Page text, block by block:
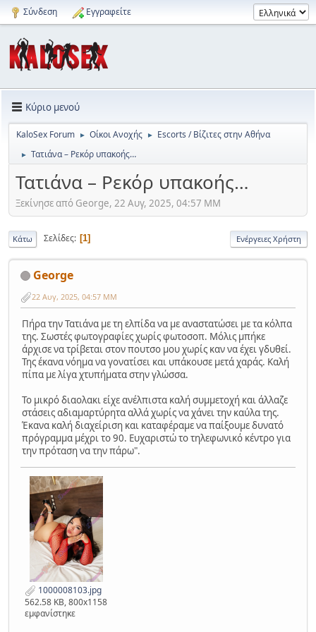
Σύνδεση Εγγραφείτε
Κύριο μενού
KaloSex Forum ► Οίκοι Ανοχής ► Escorts / Βίζιτες στην Αθήνα
► Τατιάνα – Ρεκόρ υπακοής…
Τατιάνα – Ρεκόρ υπακοής…
Ξεκίνησε από George, 22 Αυγ, 2025, 04:57 ΜΜ
Κάτω Σελίδες 1 Ενέργειες Χρήστη
George
22 Αυγ, 2025, 04:57 ΜΜ
Πήρα την Τατιάνα με τη ελπίδα να με αναστατώσει με τα κόλπα
της. Σωστές φωτογραφίες χωρίς φωτοσοπ. Μόλις μπήκε
άρχισε να τρίβεται στον πουτσο μου χωρίς καν να έχει γδυθεί.
Της έκανα νόημα να γονατίσει και υπάκουσε μετά χαράς. Καλή
πίπα με λίγα χτυπήματα στην γλώσσα.
Το μικρό διαολακι είχε ανέλπιστα καλή συμμετοχή και άλλαζε
στάσεις αδιαμαρτύρητα αλλά χωρίς να χάνει την καύλα της.
Έκανα καλή διαχείριση και καταφέραμε να παίξουμε δυνατό
πρόγραμμα μέχρι το 90. Ευχαριστώ το τηλεφωνικό κέντρο για
την πρόταση να την πάρω".
1000008103.jpg
562.58 KB, 800x1158
εμφανίστηκε